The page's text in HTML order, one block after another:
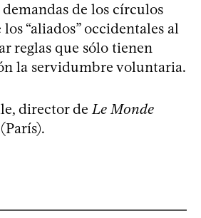
de los círculos
“aliados” occidentales al
reglas que sólo tienen
la servidumbre voluntaria.
director deLe Monde
(París).